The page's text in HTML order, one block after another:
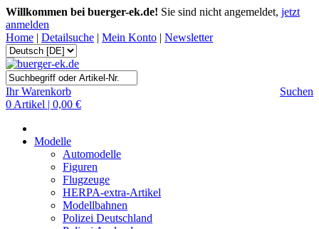
Willkommen bei buerger-ek.de! Sie sind nicht angemeldet, jetzt
anmelden
Home | Detailsuche | Mein Konto | Newsletter
Suchen
Ihr Warenkorb
0 Artikel | 0,00 €
Modelle
Automodelle
Figuren
Flugzeuge
HERPA-extra-Artikel
Modellbahnen
Polizei Deutschland